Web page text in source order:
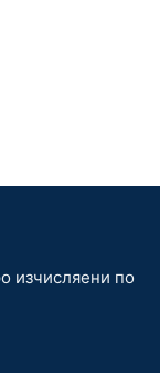
изчисляени по